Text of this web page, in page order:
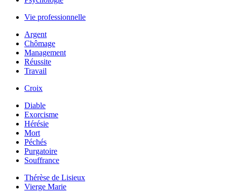
Vie professionnelle
Argent
Chômage
Management
Réussite
Travail
Croix
Diable
Exorcisme
Hérésie
Mort
Péchés
Purgatoire
Souffrance
Thérèse de Lisieux
Vierge Marie